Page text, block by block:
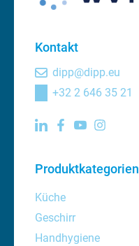
Kontakt
dipp@dipp.eu
+32 2 646 35 21
Produktkategorien
Küche
Geschirr
Handhygiene